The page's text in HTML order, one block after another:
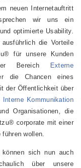
neuen Internetauftritt
wir uns ein
optimierte Usability.
die Vorteile
für unsere Kunden
Bereich
Externe
die Chancen eines
der Öffentlichkeit über
Interne Kommunikation
Organisationen, die
corporate mit einer
führen wollen.
können sich nun auch
über unsere